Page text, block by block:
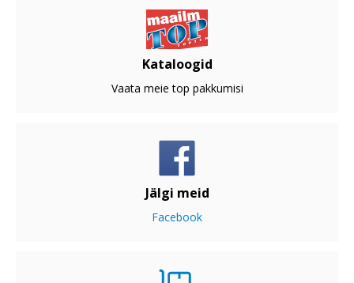
Kataloogid
Vaata meie top pakkumisi
Jälgi meid
Facebook